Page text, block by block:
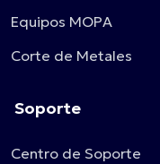
Equipos MOPA
Corte de Metales
Soporte
Centro de Soporte